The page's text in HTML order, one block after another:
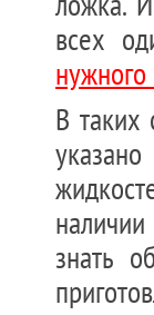
всех
нужного
В таких
знать